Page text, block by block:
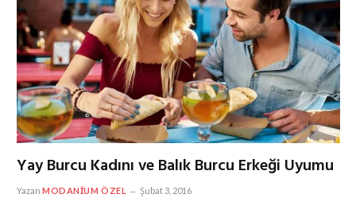
Yay Burcu Kadını ve Balık Burcu Erkeği Uyumu
Yazan MODANIUM ÖZEL Şubat 3, 2016